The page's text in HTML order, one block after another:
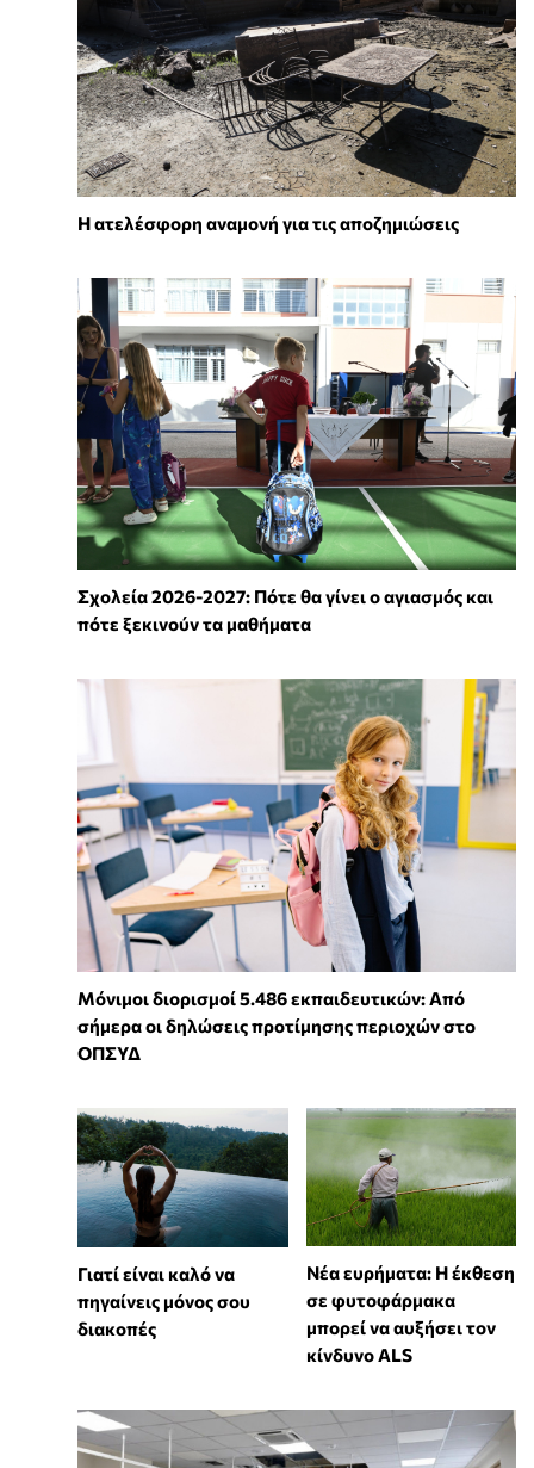
Η ατελέσφορη αναμονή για τις αποζημιώσεις
Σχολεία 2026-2027: Πότε θα γίνει ο αγιασμός και
πότε ξεκινούν τα μαθήματα
Μόνιμοι διορισμοί 5.486 εκπαιδευτικών: Από
σήμερα οι δηλώσεις προτίμησης περιοχών στο
ΟΠΣΥΔ
Γιατί είναι καλό να
πηγαίνεις μόνος σου
διακοπές
Νέα ευρήματα: Η έκθεση
σε φυτοφάρμακα
μπορεί να αυξήσει τον
κίνδυνο ALS